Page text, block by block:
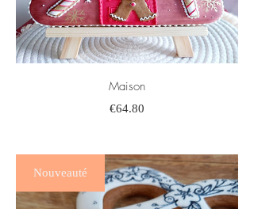
Maison
€64.80
Nouveauté